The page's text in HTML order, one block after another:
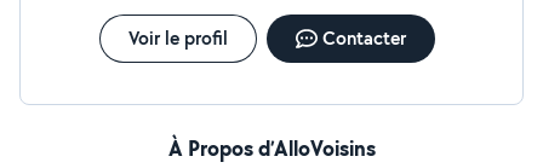
Voir le profil Contacter
À Propos d’AlloVoisins